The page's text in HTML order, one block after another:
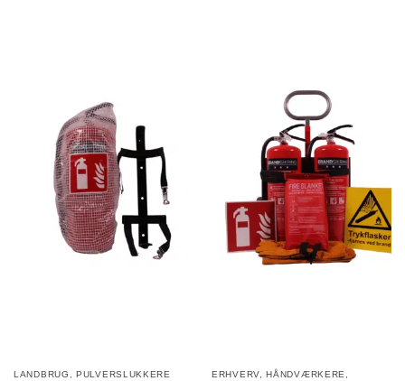
LANDBRUG , PULVERSLUKKERE ERHVERV, HÅNDVÆRKERE,